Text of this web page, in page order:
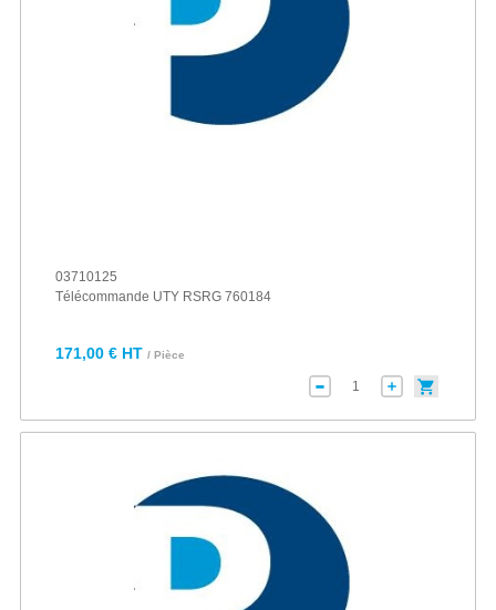
03710125
Télécommande UTY RSRG 760184
171,00 € HT / Pièce